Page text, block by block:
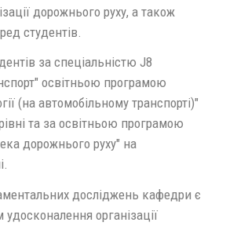
дорожнього руху, а також
студентів.
за спеціальністю J8
освітньою програмою
(на автомобільному транспорті)"
та за освітньою програмою
дорожнього руху" на
досліджень кафедри є
організації